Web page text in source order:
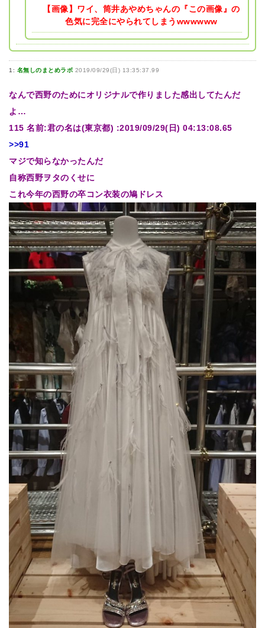
【画像】ワイ、筒井あやめちゃんの『この画像』の
色気に完全にやられてしまうwwwwww
1: 名無しのまとめラボ 2019/09/29(日) 13:35:37.99
なんで西野のためにオリジナルで作りました感出してたんだ
よ…
115 名前:君の名は(東京都) :2019/09/29(日) 04:13:08.65
>>91
マジで知らなかったんだ
自称西野ヲタのくせに
これ今年の西野の卒コン衣装の鳩ドレス